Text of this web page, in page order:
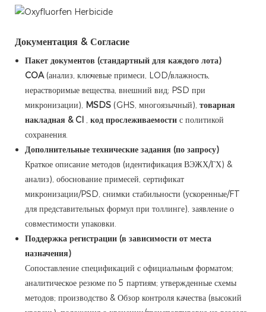
Документация & Согласие
Пакет документов (стандартный для каждого лота)
COA(анализ, ключевые примеси, LOD/влажность,
нерастворимые вещества, внешний вид; PSD при
микронизации), MSDS (GHS, многоязычный), товарная
накладная & CI , код прослеживаемости с политикой
сохранения.
Дополнительные технические задания (по запросу)
Краткое описание методов (идентификация ВЭЖХ/ГХ) &
анализ), обоснование примесей, сертификат
микронизации/PSD, снимки стабильности (ускоренные/FT
для представительных формул при толлинге), заявление о
совместимости упаковки.
Поддержка регистрации (в зависимости от места
назначения)
Сопоставление спецификаций с официальным форматом;
аналитическое резюме по 5 партиям; утвержденные схемы
методов; производство & Обзор контроля качества (высокий